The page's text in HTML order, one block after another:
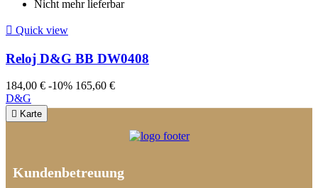
Nicht mehr lieferbar
 Quick view
Reloj D&G BB DW0408
184,00 € -10% 165,60 €
D&G
 Karte
Kundenbetreuung